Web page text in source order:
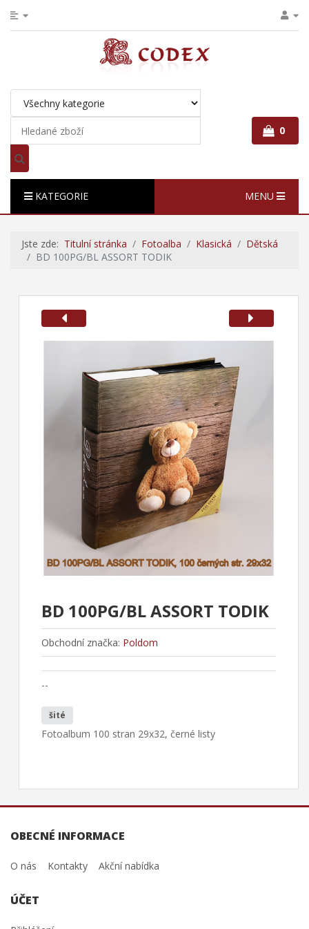
0
KATEGORIE MENU
Jste zde: Titulní stránka Fotoalba Klasická
Dětská
BD 100PG/BL ASSORT TODIK
BD 100PG/BL ASSORT TODIK
Obchodní značka: Poldom
--
šité
Fotoalbum 100 stran 29x32, černé listy
OBECNÉ INFORMACE
O nás Kontakty Akční nabídka
ÚČET